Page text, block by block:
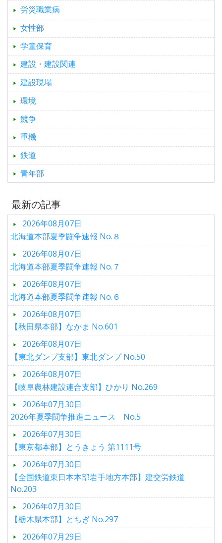
労災職業病
女性部
学童保育
建設・建設関連
建設現場
環境
競争
重機
鉄道
青年部
最新の記事
2026年08月07日
北海道本部夏季闘争速報 No.８
2026年08月07日
北海道本部夏季闘争速報 No.７
2026年08月07日
北海道本部夏季闘争速報 No.６
2026年08月07日
【秋田県本部】なかま No.601
2026年08月07日
【東北ダンプ支部】東北ダンプ No.50
2026年08月07日
【岐阜農林建設連合支部】ひかり No.269
2026年07月30日
2026年夏季闘争推進ニュース No.5
2026年07月30日
【東京都本部】とうきょう 第1111号
2026年07月30日
【全国鉄道東日本本部岩手地方本部】建交労鉄道
No.203
2026年07月30日
【栃木県本部】とちぎ No.297
2026年07月29日